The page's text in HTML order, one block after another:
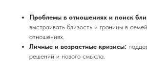
Проблемы в отношениях и поиск
выстраивать близость и границы в
отношениях.
Личные и возрастные кризисы:
решений и нового смысла.